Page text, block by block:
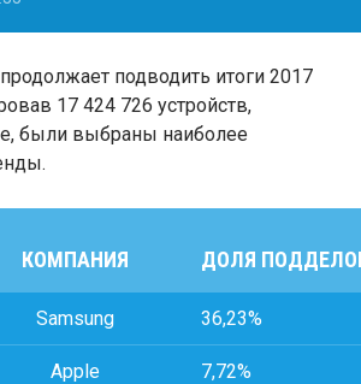
продолжает подводить итоги 2017
17 424 726 устройств,
были выбраны наиболее
КОМПАНИЯ ДОЛЯ
Samsung 36,23%
Apple 7,72%